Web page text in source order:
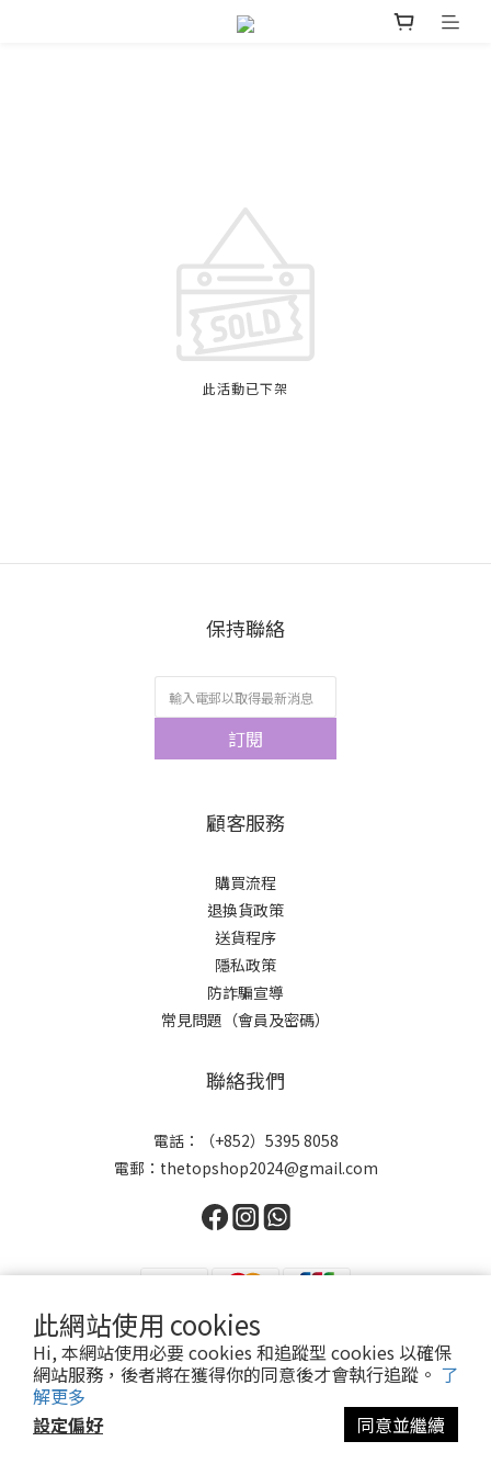
此網站使用 cookies
Hi, 本網站使用必要 cookies 和追蹤型 cookies 以確保
網站服務，後者將在獲得你的同意後才會執行追蹤。 了
解更多
設定偏好
同意並繼續
此活動已下架
保持聯絡
訂閱
顧客服務
購買流程
退換貨政策
送貨程序
隱私政策
防詐騙宣導
常見問題（會員及密碼）
聯絡我們
電話：（+852）5395 8058
電郵：thetopshop2024@gmail.com
$HKD 繁體中文